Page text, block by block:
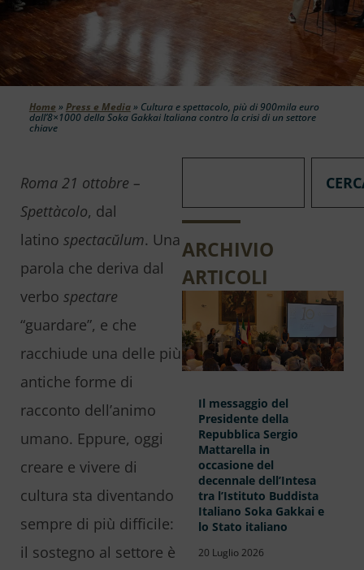
Home » Press e Media» Cultura e spettacolo, più di 900mila euro
dall’8×1000 della Soka Gakkai Italiana contro la crisi di un settore
chiave
Roma 21 ottobre –
Spettàcolo, dal
latino spectacŭlum. Una
parola che deriva dal
verbo spectare
“guardare”, e che
racchiude una delle più
antiche forme di
racconto dell’animo
umano. Eppure, oggi
creare e vivere di
cultura sta diventando
sempre di più difficile:
il sostegno al settore è
ARCHIVIO
ARTICOLI
Il messaggio del
Presidente della
Repubblica Sergio
Mattarella in
occasione del
decennale dell’Intesa
tra l’Istituto Buddista
Italiano Soka Gakkai e
lo Stato italiano
20 Luglio 2026